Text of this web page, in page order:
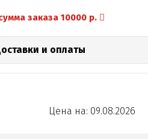
(лимонная кислота)
заказа 10000 р.
и оплаты
Цена на: 09.08.2026